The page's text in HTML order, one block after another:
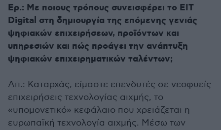
Ερ.: Με ποιους τρόπους συνεισφέρει το EIT
Digital στη δημιουργία της επόμενης γενιάς
ψηφιακών επιχειρήσεων, προϊόντων και
υπηρεσιών και πώς προάγει την ανάπτυξη
ψηφιακών επιχειρηματικών ταλέντων;
Απ.: Καταρχάς, είμαστε επενδυτές σε νεοφυείς
επιχειρήσεις τεχνολογίας αιχμής, το
«υπομονετικό» κεφάλαιο που χρειάζεται η
ευρωπαϊκή τεχνολογία αιχμής. Μέσω των